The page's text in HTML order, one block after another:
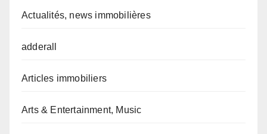
Actualités, news immobilières
adderall
Articles immobiliers
Arts & Entertainment, Music